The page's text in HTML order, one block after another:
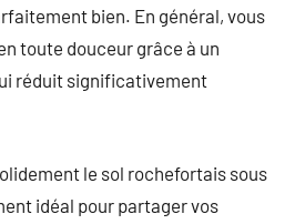
bien. En général, vous
toute douceur grâce à un
réduit significativement
le sol rochefortais sous
idéal pour partager vos